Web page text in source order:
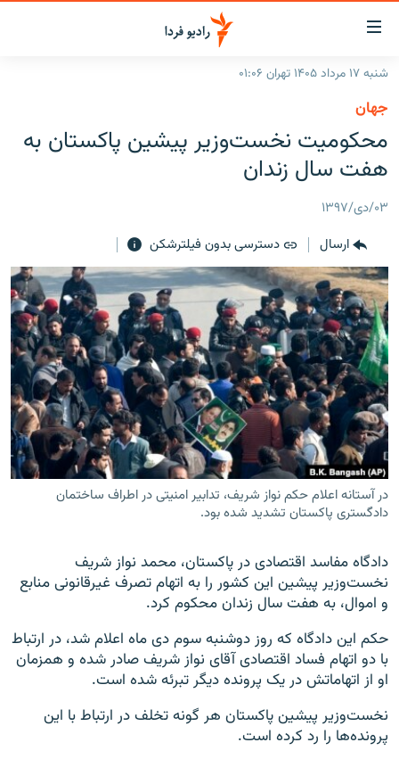
لینک‌های
قابلیت
دسترسی
بازگشت
منوی
اصلی
رفتن
صفحه
جستجو
ایران
جهان
برنامه‌های رادیویی
فرکانس‌ها
پادکست
چندرسانه‌ای
گزارش‌های تصویری
گزارش‌های ویدئویی
زنان فردا
English
به ما بپیوندید
زبان‌های دیگر
شنبه ۱۷ مرداد ۱۴۰۵ تهران ۰۱:۰۶
جهان
محکومیت نخست‌وزیر پیشین پاکستان به
هفت سال زندان
۰۳/دی/۱۳۹۷
ارسال
دسترسی بدون فیلترشکن
در آستانه اعلام حکم نواز شریف، تدابیر امنیتی در اطراف ساختمان
دادگستری پاکستان تشدید شده بود.
دادگاه مفاسد اقتصادی در پاکستان، محمد نواز شریف
نخست‌وزیر پیشین این کشور را به اتهام تصرف غیرقانونی منابع
و اموال، به هفت سال زندان محکوم کرد.
حکم این دادگاه که روز دوشنبه سوم دی ماه اعلام شد، در ارتباط
با دو اتهام فساد اقتصادی آقای نواز شریف صادر شده و همزمان
او از اتهاماتش در یک پرونده دیگر تبرئه شده است.
نخست‌وزیر پیشین پاکستان هر گونه تخلف در ارتباط با این
پرونده‌ها را رد کرده است.